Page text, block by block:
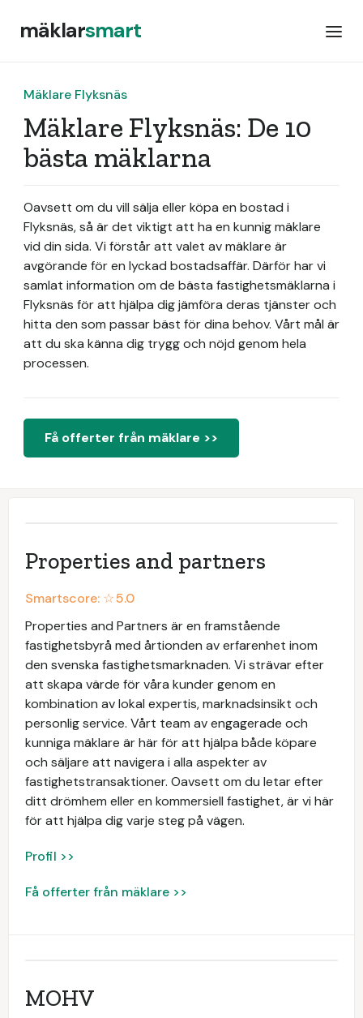
mäklarsmart
Mäklare Flyksnäs
Mäklare Flyksnäs: De 10
bästa mäklarna
Oavsett om du vill sälja eller köpa en bostad i
Flyksnäs, så är det viktigt att ha en kunnig mäklare
vid din sida. Vi förstår att valet av mäklare är
avgörande för en lyckad bostadsaffär. Därför har vi
samlat information om de bästa fastighetsmäklarna i
Flyksnäs för att hjälpa dig jämföra deras tjänster och
hitta den som passar bäst för dina behov. Vårt mål är
att du ska känna dig trygg och nöjd genom hela
processen.
Få offerter från mäklare >>
Properties and partners
Smartscore: ☆5.0
Properties and Partners är en framstående
fastighetsbyrå med årtionden av erfarenhet inom
den svenska fastighetsmarknaden. Vi strävar efter
att skapa värde för våra kunder genom en
kombination av lokal expertis, marknadsinsikt och
personlig service. Vårt team av engagerade och
kunniga mäklare är här för att hjälpa både köpare
och säljare att navigera i alla aspekter av
fastighetstransaktioner. Oavsett om du letar efter
ditt drömhem eller en kommersiell fastighet, är vi här
för att hjälpa dig varje steg på vägen.
Profil >>
Få offerter från mäklare >>
MOHV